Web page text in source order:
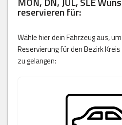
reservieren für:
Wähle hier dein Fahrzeug aus,
Reservierung für den Bezirk
zu gelangen: